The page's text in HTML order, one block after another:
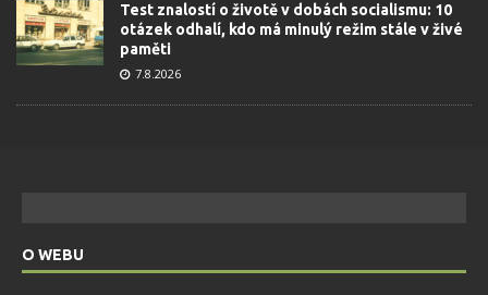
Test znalostí o životě v dobách socialismu: 10
otázek odhalí, kdo má minulý režim stále v živé
paměti
7.8.2026
O WEBU